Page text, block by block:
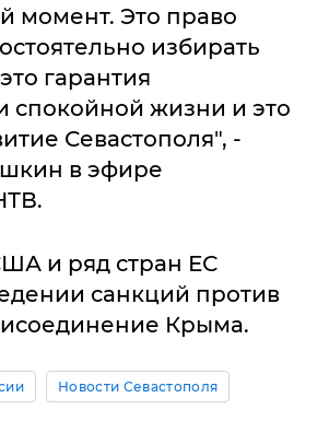
момент. Это право
избирать
гарантия
спокойной жизни и это
Севастополя", -
в эфире
и ряд стран ЕС
санкций против
Крыма.
Новости Севастополя